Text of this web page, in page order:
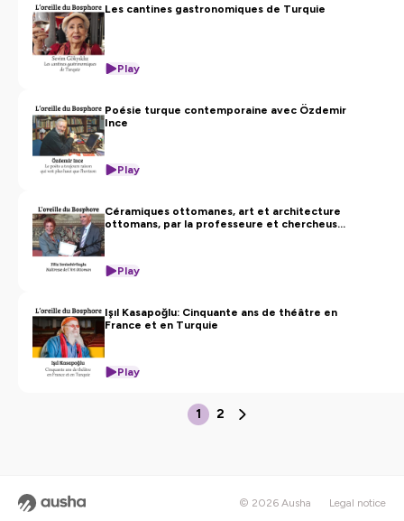
Les cantines gastronomiques de Turquie
Play
Poésie turque contemporaine avec Özdemir
Ince
Play
Céramiques ottomanes, art et architecture
ottomans, par la professeure et chercheuse
Play
Işıl Kasapoğlu: Cinquante ans de théâtre en
France et en Turquie
Play
1 2
© 2026 Ausha Legal notice